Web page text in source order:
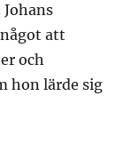
att
och
hon lärde sig